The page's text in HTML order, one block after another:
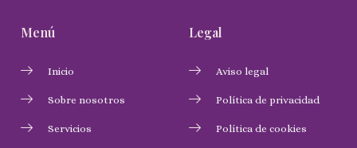
Menú
Inicio
Sobre nosotros
Servicios
Legal
Aviso legal
Política de privacidad
Política de cookies